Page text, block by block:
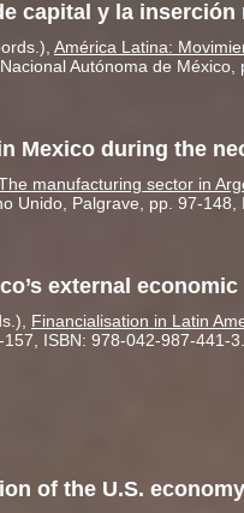
capital y la
América Latina:
Nacional Autónoma de
Mexico during the
manufacturing sector in
Unido, Palgrave, pp. 97-
external economic
Financialisation in Latin
ISBN: 978-042-987-441-
of the U.S. economy